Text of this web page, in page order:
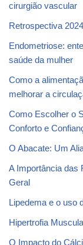
cirurgião vascular
Retrospectiva 2024
Endometriose:
saúde da mulher
Como a
melhorar a
Como Escolher o
Conforto e
O Abacate: Um
A Importância das
Geral
Lipedema e o uso
Hipertrofia
O Impacto do